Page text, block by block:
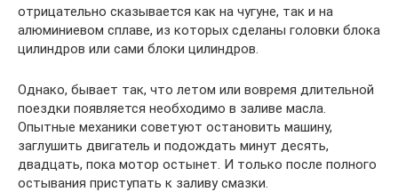
отрицательно сказывается как на чугуне, так и на
алюминиевом сплаве, из которых сделаны головки блока
цилиндров или сами блоки цилиндров.
Однако, бывает так, что летом или вовремя длительной
поездки появляется необходимо в заливе масла.
Опытные механики советуют остановить машину,
заглушить двигатель и подождать минут десять,
двадцать, пока мотор остынет. И только после полного
остывания приступать к заливу смазки.